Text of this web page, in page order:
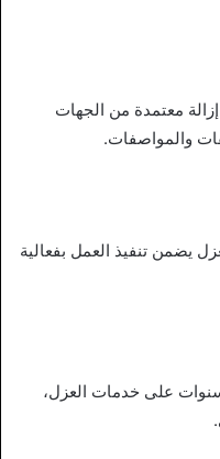
معتمدة من الجهات
والمواصفات.
يضمن تنفيذ العمل بفعالية
سنوات على خدمات العزل،